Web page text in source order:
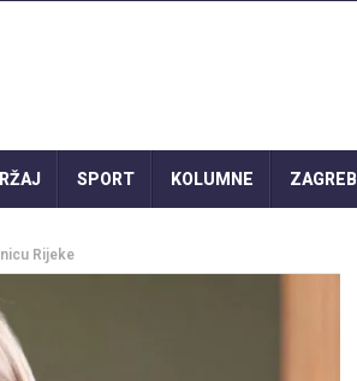
SPORT KOLUMNE ZAGREB
Rijeke